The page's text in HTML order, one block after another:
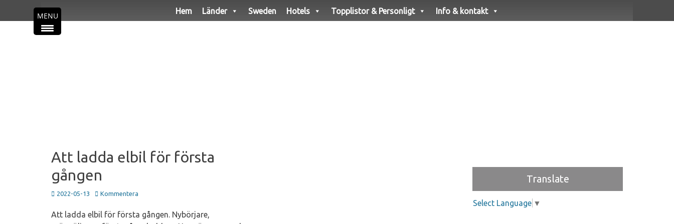
Hoppa
till
innehåll
Primär meny Hem Länder Sweden Hotels Topplistor & Personligt Info & kontakt
Att ladda elbil för första
gången
Publicerad
2022-05-13 Kommentera
Att ladda elbil för första gången. Nybörjare,
Translate
Select Language ▼
MENU